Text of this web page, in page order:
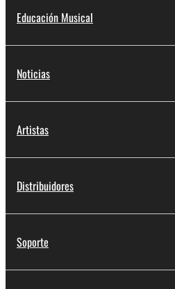
Educación Musical
Noticias
Artistas
Distribuidores
Soporte